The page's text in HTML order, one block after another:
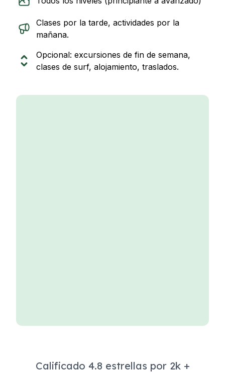
Clases por la tarde, actividades por la
mañana.
Opcional: excursiones de fin de semana,
clases de surf, alojamiento, traslados.
Calificado 4.8 estrellas por 2k +